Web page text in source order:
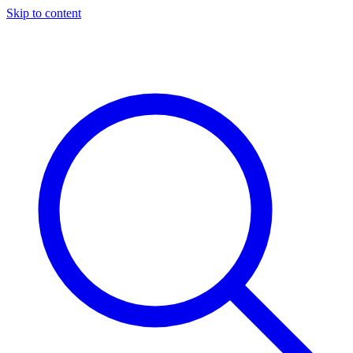
Skip to content